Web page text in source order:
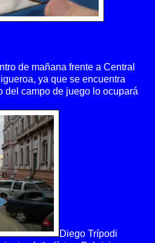
de mañana frente a Central
ya que se encuentra
del campo de juego lo ocupará
Diego Trípodi